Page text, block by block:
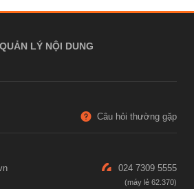
LÝ NỘI DUNG
Câu hỏi thường gặp
024 7309 5555